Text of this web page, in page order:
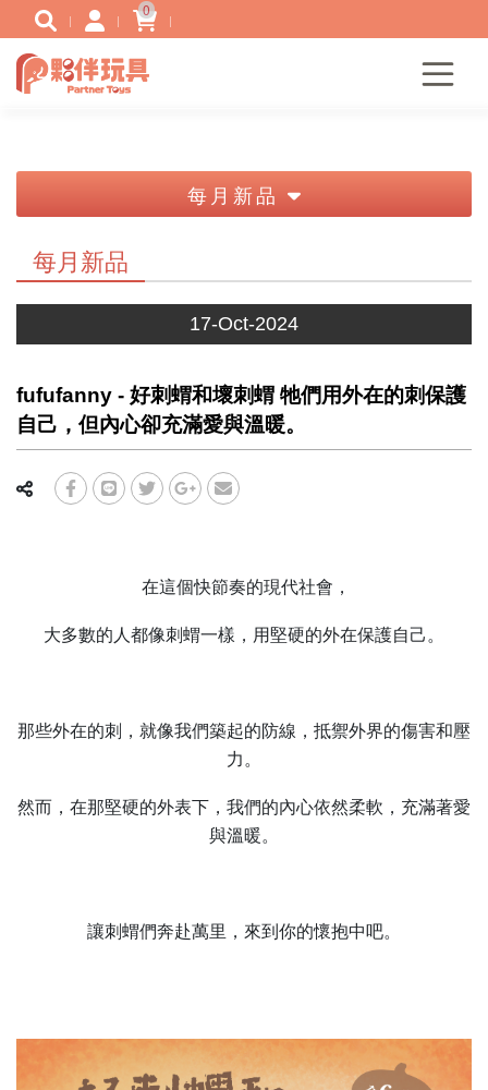
0
每月新品
每月新品
fufufanny - 好刺蝟和壞刺蝟 牠們用外在的刺保護
自己，但內心卻充滿愛與溫暖。
17-Oct-2024
在這個快節奏的現代社會，
大多數的人都像刺蝟一樣，用堅硬的外在保護自己。
那些外在的刺，就像我們築起的防線，抵禦外界的傷害和壓
力。
然而，在那堅硬的外表下，我們的內心依然柔軟，充滿著愛
與溫暖。
讓刺蝟們奔赴萬里，來到你的懷抱中吧。